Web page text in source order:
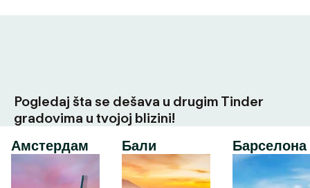
Pogledaj šta se dešava u drugim Tinder
gradovima u tvojoj blizini!
Амстердам
Бали Барселона